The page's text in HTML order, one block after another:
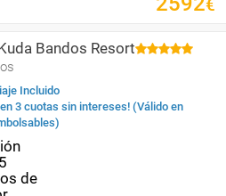
€
Bandos Resort
Incluido
en 3 cuotas sin intereses! (Válido en